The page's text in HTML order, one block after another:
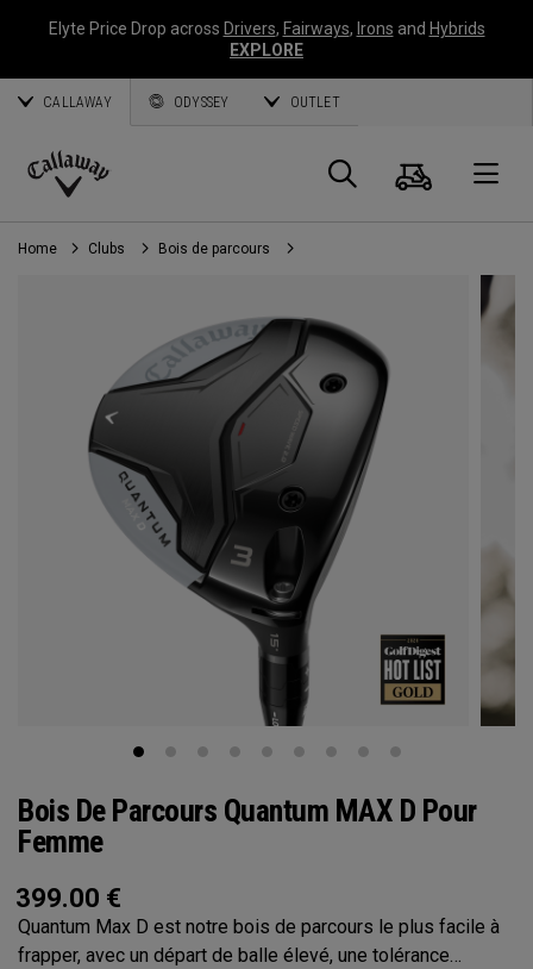
Elyte Price Drop across Drivers, Fairways, Irons and Hybrids
EXPLORE
CALLAWAY ODYSSEY OUTLET
Callaway
Golf
Panier
Home Clubs Bois de parcours
Bois De Parcours Quantum MAX D Pour
Femme
399.00 €
Quantum Max D est notre bois de parcours le plus facile à
frapper, avec un départ de balle élevé, une tolérance